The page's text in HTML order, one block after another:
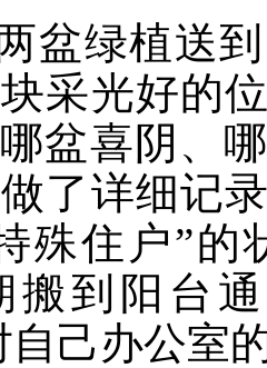
盆绿植送
采光好的
喜阴、哪
了详细记
殊住户”
搬到阳台
自己办公室